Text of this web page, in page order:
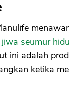
seumur
ini adalah
ketika